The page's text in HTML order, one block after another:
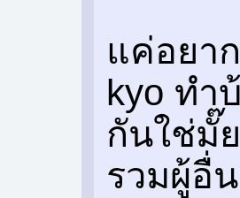
แค่อยา
kyo ทำ
กันใช่มั๊
รวมผู้อื่